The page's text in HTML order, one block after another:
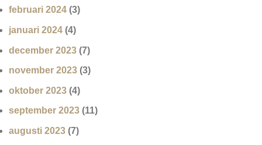
februari 2024 (3)
januari 2024 (4)
december 2023 (7)
november 2023 (3)
oktober 2023 (4)
september 2023 (11)
augusti 2023 (7)